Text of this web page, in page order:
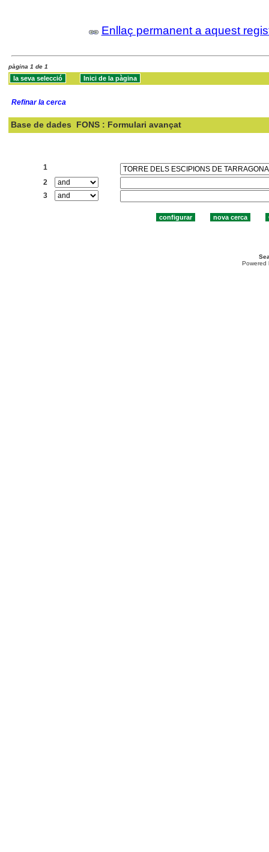
Enllaç permanent a aquest
pàgina 1 de 1
Refinar la cerca
Base de dades FONS : Formulari avançat
1
2
3